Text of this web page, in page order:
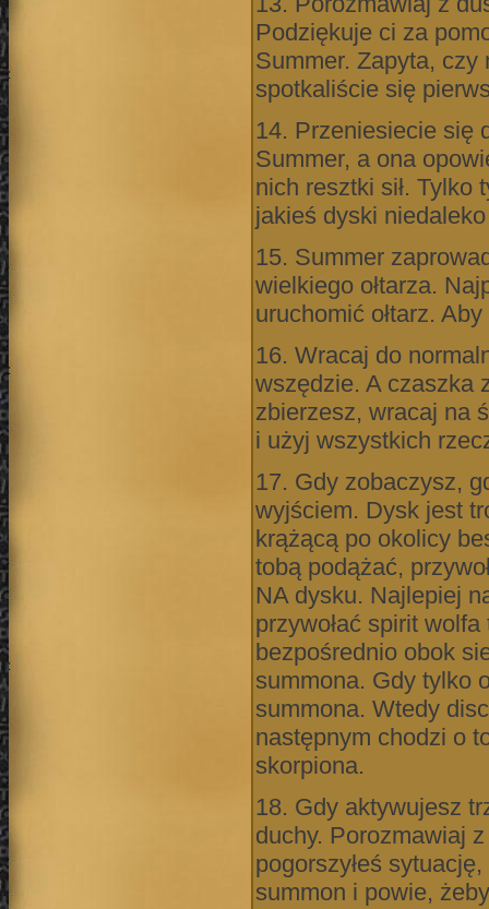
Podziękuje ci za
Summer. Zapyta,
spotkaliście się
14. Przeniesiecie się
Summer, a ona
nich resztki sił. Tylko
jakieś dyski
15. Summer
wielkiego ołtarza.
uruchomić ołtarz.
16. Wracaj do
wszędzie. A czaszka
zbierzesz, wracaj na
i użyj wszystkich
17. Gdy zobaczysz,
wyjściem. Dysk jest
krążącą po okolicy
tobą podążać,
NA dysku. Najlepiej
przywołać spirit
bezpośrednio obok
summona. Gdy tylko
summona. Wtedy
następnym chodzi o
skorpiona.
18. Gdy aktywujesz
duchy. Porozmawiaj
pogorszyłeś
summon i powie,